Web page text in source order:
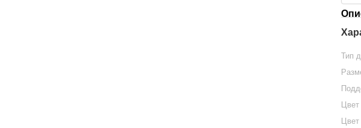
Тип
Цвет